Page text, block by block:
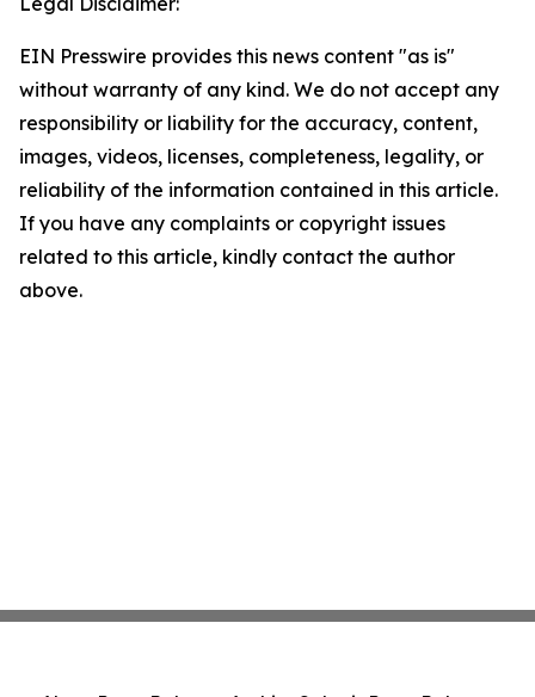
EIN Presswire provides this news content "as is"
without warranty of any kind. We do not accept any
responsibility or liability for the accuracy, content,
images, videos, licenses, completeness, legality, or
reliability of the information contained in this article.
If you have any complaints or copyright issues
related to this article, kindly contact the author
above.